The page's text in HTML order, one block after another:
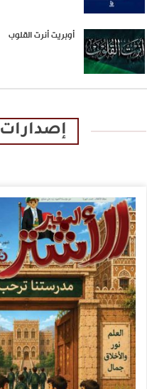
أوبريت أنرت القلوب
إصدارات